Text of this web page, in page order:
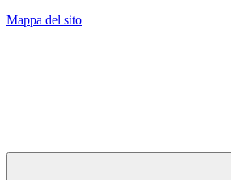
Mappa del sito